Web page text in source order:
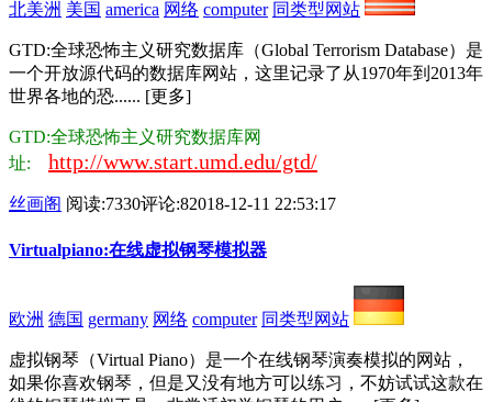
北美洲 美国 america 网络 computer 同类型网站
GTD:全球恐怖主义研究数据库（Global Terrorism Database）是
一个开放源代码的数据库网站，这里记录了从1970年到2013年
世界各地的恐...... [更多]
GTD:全球恐怖主义研究数据库网
址: http://www.start.umd.edu/gtd/
丝画阁 阅读:7330评论:82018-12-11 22:53:17
Virtualpiano:在线虚拟钢琴模拟器
欧洲 德国 germany 网络 computer 同类型网站
虚拟钢琴（Virtual Piano）是一个在线钢琴演奏模拟的网站，
如果你喜欢钢琴，但是又没有地方可以练习，不妨试试这款在